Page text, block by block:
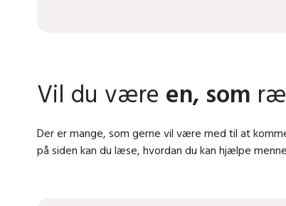
Vil du være en, som
Der er mange, som gerne vil være med til at
på siden kan du læse, hvordan du kan hjælpe